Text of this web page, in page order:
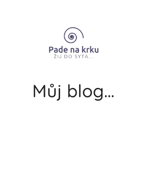
Můj blog...